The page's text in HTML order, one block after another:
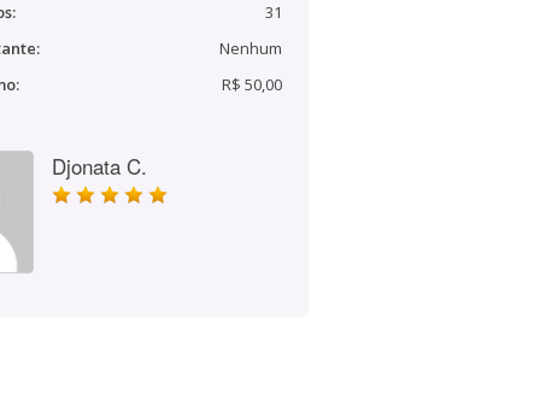
31
Nenhum
R$ 50,00
Djonata C.